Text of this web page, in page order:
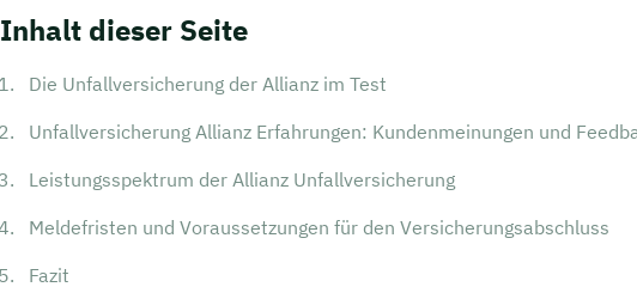
Inhalt dieser Seite
Die Unfallversicherung der Allianz im Test
Unfallversicherung Allianz Erfahrungen: Kundenmeinungen und
Leistungsspektrum der Allianz Unfallversicherung
Meldefristen und Voraussetzungen für den Versicherungsabschluss
Fazit